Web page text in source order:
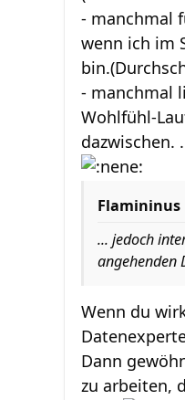
- manchmal
wenn ich im
- manchmal
Wohlfühl-
dazwischen.
Flamininus
... jedoch
angehenden
Wenn du
Dann
zu arbeiten,